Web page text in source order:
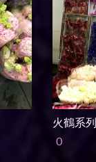
火鶴系列
0